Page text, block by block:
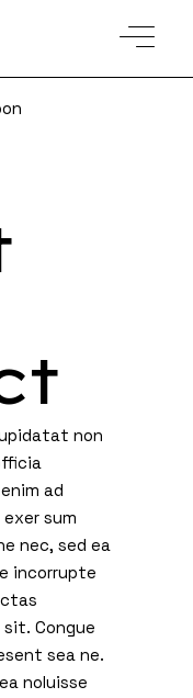
non
ad
sum
nec, sed ea
incorrupte
Congue
sea ne.
noluisse